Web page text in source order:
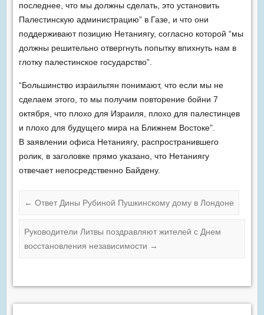
последнее, что мы должны сделать, это установить
Палестинскую администрацию” в Газе, и что они
поддерживают позицию Нетаниягу, согласно которой “мы
должны решительно отвергнуть попытку впихнуть нам в
глотку палестинское государство”.
“Большинство израильтян понимают, что если мы не
сделаем этого, то мы получим повторение бойни 7
октября, что плохо для Израиля, плохо для палестинцев
и плохо для будущего мира на Ближнем Востоке”.
В заявлении офиса Нетаниягу, распространившего
ролик, в заголовке прямо указано, что Нетаниягу
отвечает непосредственно Байдену.
← Ответ Дины Рубиной Пушкинскому дому в Лондоне
Руководители Литвы поздравляют жителей с Днем
восстановления независимости →